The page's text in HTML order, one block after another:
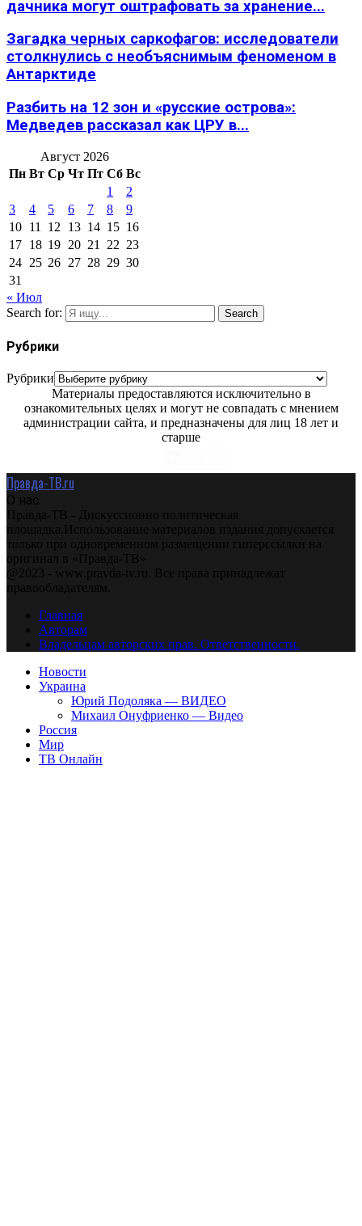
дачника могут оштрафовать за хранение...
Загадка черных саркофагов: исследователи
столкнулись с необъяснимым феноменом в
Антарктиде
Разбить на 12 зон и «русские острова»:
Медведев рассказал как ЦРУ в...
Август 2026
Пн Вт Ср Чт Пт Сб Вс
1
2
3
4 5 6 7 8
9
10 11 12 13 14 15 16
17 18 19 20 21 22 23
24 25 26 27 28 29 30
31
« Июл
Search for:
Search
Рубрики
Рубрики
Материалы предоставляются исключительно в
ознакомительных целях и могут не совпадать с мнением
администрации сайта, и предназначены для лиц 18 лет и
старше
Правда-ТВ.ru
О нас
Правда-ТВ - Дискуссионно политическая
площадка.Использование материалов издания допускается
только при одновременном размещении гиперссылки на
оригинал в «Правда-ТВ»
@2023 - www.pravda-tv.ru. Все права принадлежат
правообладателям.
Главная
Авторам
Владельцам авторских прав. Ответственности.
Новости
Украина
Юрий Подоляка — ВИДЕО
Михаил Онуфриенко — Видео
Россия
Мир
ТВ Онлайн